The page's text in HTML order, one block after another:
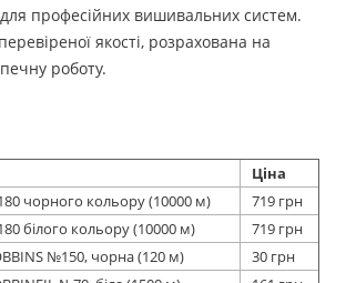
для професійних вишивальних систем.
якості, розрахована на
роботу.
Ціна
чорного кольору (10000 м)
719 грн
білого кольору (10000 м)
719 грн
№150, чорна (120 м)
30 грн